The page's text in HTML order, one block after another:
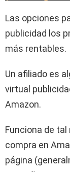
Las opciones
publicidad los
más rentables.
Un afiliado es
virtual
Amazon.
Funciona de
compra en
página